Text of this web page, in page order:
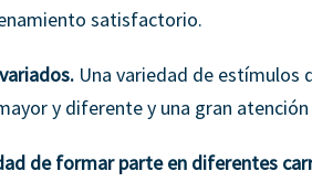
satisfactorio.
Una variedad de estímulos
y diferente y una gran
de formar parte en diferentes